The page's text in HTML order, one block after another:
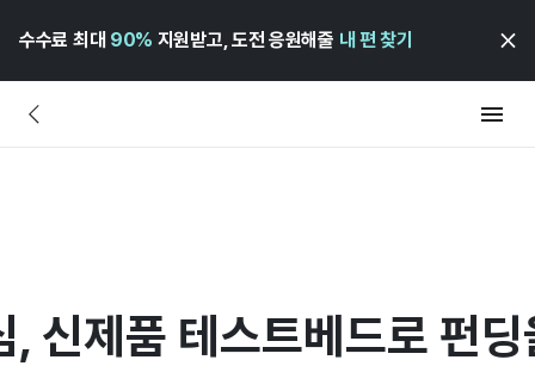
수수료 최대 90% 지원받고, 도전 응원해줄 내 편 찾기
신제품 테스트베드로 펀딩